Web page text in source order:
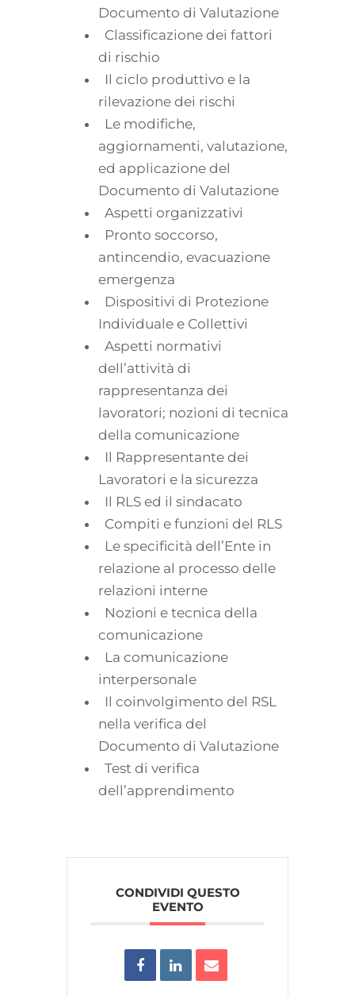
Documento di Valutazione
Classificazione dei fattori
di rischio
Il ciclo produttivo e la
rilevazione dei rischi
Le modifiche,
aggiornamenti, valutazione,
ed applicazione del
Documento di Valutazione
Aspetti organizzativi
Pronto soccorso,
antincendio, evacuazione
emergenza
Dispositivi di Protezione
Individuale e Collettivi
Aspetti normativi
dell’attività di
rappresentanza dei
lavoratori; nozioni di tecnica
della comunicazione
Il Rappresentante dei
Lavoratori e la sicurezza
Il RLS ed il sindacato
Compiti e funzioni del RLS
Le specificità dell’Ente in
relazione al processo delle
relazioni interne
Nozioni e tecnica della
comunicazione
La comunicazione
interpersonale
Il coinvolgimento del RSL
nella verifica del
Documento di Valutazione
Test di verifica
dell’apprendimento
CONDIVIDI QUESTO
EVENTO